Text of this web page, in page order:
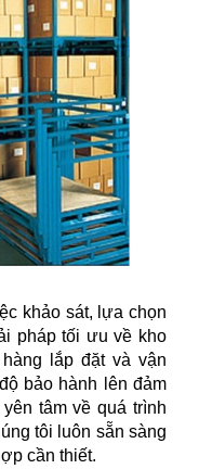
khảo sát, lựa chọn
pháp tối ưu về kho
lắp đặt và vận
bảo hành lên đảm
tâm về quá trình
tôi luôn sẵn sàng
cần thiết.